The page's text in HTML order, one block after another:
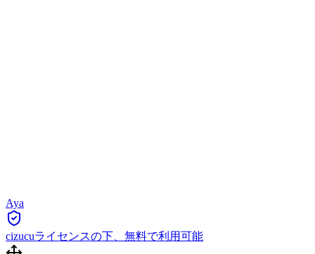
Aya
cizucuライセンスの下、無料で利用可能